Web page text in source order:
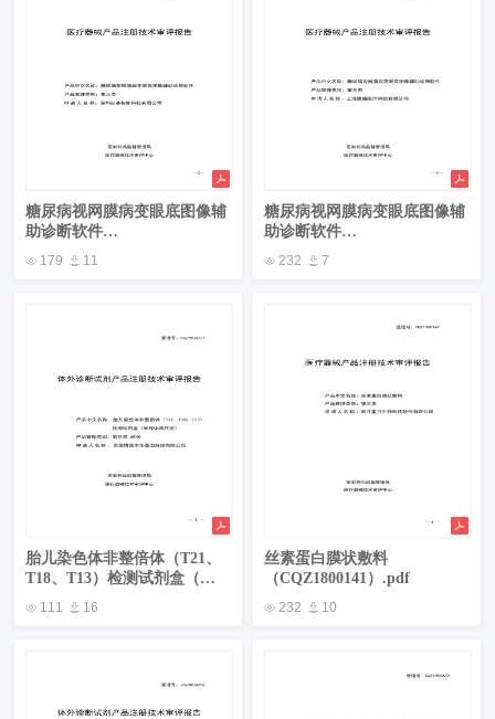
糖尿病视网膜病变眼底图像辅
助诊断软件
179 11
糖尿病视网膜病变眼底图像辅
助诊断软件
232 7
胎儿染色体非整倍体（T21、
T18、T13）检测试剂盒（半
（CSZ1900377）.pdf
111 16
丝素蛋白膜状敷料
（CQZ1800141）.pdf
232 10